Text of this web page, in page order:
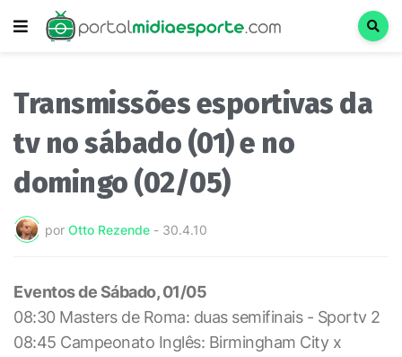
Transmissões esportivas da
tv no sábado (01) e no
domingo (02/05)
por Otto Rezende - 30.4.10
Eventos de Sábado, 01/05
08:30 Masters de Roma: duas semifinais - Sportv 2
08:45 Campeonato Inglês: Birmingham City x